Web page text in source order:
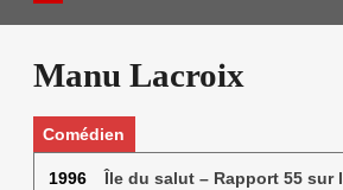
Manu Lacroix
Comédien
1996
Île du salut – Rapport 55 sur